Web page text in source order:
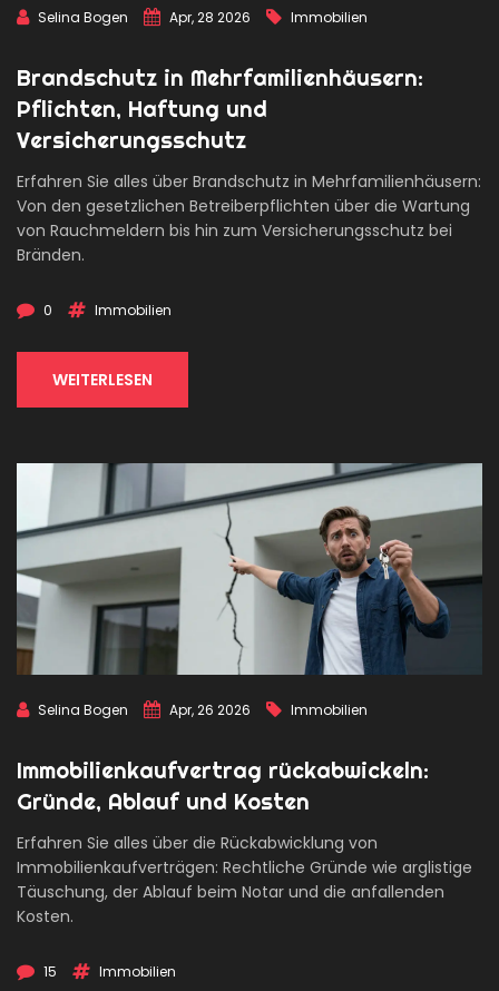
Selina Bogen Apr, 28 2026 Immobilien
Brandschutz in Mehrfamilienhäusern:
Pflichten, Haftung und
Versicherungsschutz
Erfahren Sie alles über Brandschutz in Mehrfamilienhäusern:
Von den gesetzlichen Betreiberpflichten über die Wartung
von Rauchmeldern bis hin zum Versicherungsschutz bei
Bränden.
0 Immobilien
WEITERLESEN
Selina Bogen Apr, 26 2026 Immobilien
Immobilienkaufvertrag rückabwickeln:
Gründe, Ablauf und Kosten
Erfahren Sie alles über die Rückabwicklung von
Immobilienkaufverträgen: Rechtliche Gründe wie arglistige
Täuschung, der Ablauf beim Notar und die anfallenden
Kosten.
15 Immobilien